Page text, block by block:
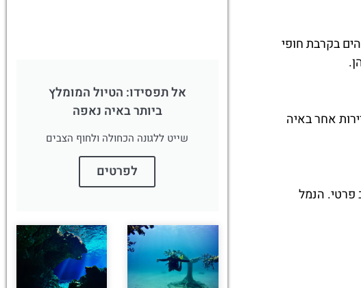
הים בקרבת חופי
תיירות אחר באיה
או רכב פרטי. הנמל
אל תפסידו: הטיול המומלץ
ביותר באיה נאפה
שייט ללגונה הכחולה ולחוף הצבים
לפרטים